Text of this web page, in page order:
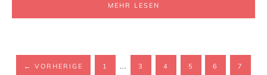
MEHR LESEN
← VORHERIGE 1 … 3 4 5 6 7